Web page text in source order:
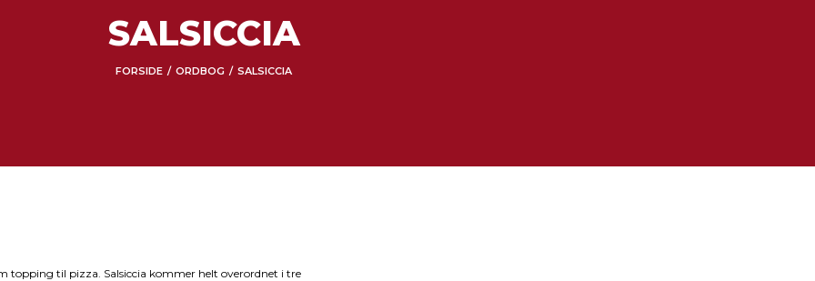
SALSICCIA
FORSIDE / ORDBOG / SALSICCIA
topping til pizza. Salsiccia kommer helt overordnet i tre